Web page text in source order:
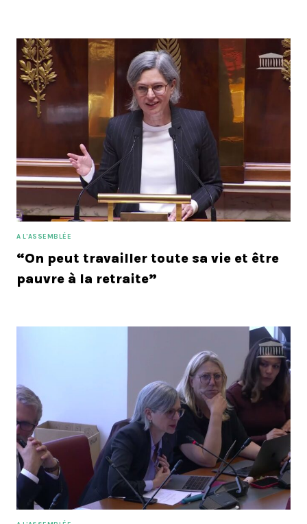
A L'ASSEMBLÉE
“On peut travailler toute sa vie et être
pauvre à la retraite”